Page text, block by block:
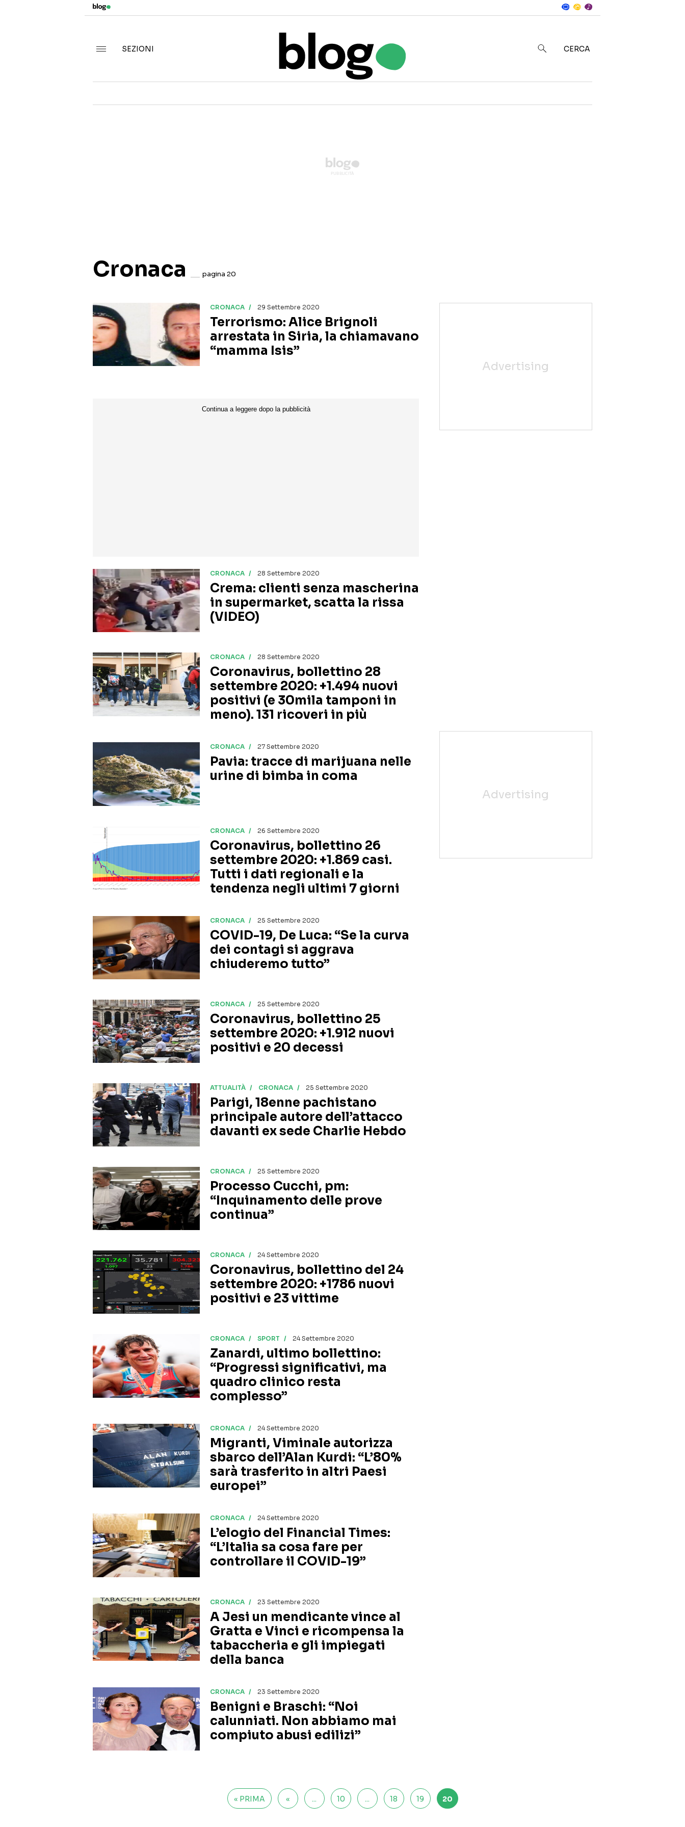
SEZIONI
CERCA
Cronaca pagina 20
CRONACA 29 Settembre 2020
Terrorismo: Alice Brignoli
arrestata in Siria, la chiamavano
“mamma Isis”
CRONACA 28 Settembre 2020
Crema: clienti senza mascherina
in supermarket, scatta la rissa
(VIDEO)
CRONACA 28 Settembre 2020
Coronavirus, bollettino 28
settembre 2020: +1.494 nuovi
positivi (e 30mila tamponi in
meno). 131 ricoveri in più
CRONACA 27 Settembre 2020
Pavia: tracce di marijuana nelle
urine di bimba in coma
CRONACA 26 Settembre 2020
Coronavirus, bollettino 26
settembre 2020: +1.869 casi.
Tutti i dati regionali e la
tendenza negli ultimi 7 giorni
CRONACA 25 Settembre 2020
COVID-19, De Luca: “Se la curva
dei contagi si aggrava
chiuderemo tutto”
CRONACA 25 Settembre 2020
Coronavirus, bollettino 25
settembre 2020: +1.912 nuovi
positivi e 20 decessi
ATTUALITÀ CRONACA 25 Settembre 2020
Parigi, 18enne pachistano
principale autore dell’attacco
davanti ex sede Charlie Hebdo
CRONACA 25 Settembre 2020
Processo Cucchi, pm:
“Inquinamento delle prove
continua”
CRONACA 24 Settembre 2020
Coronavirus, bollettino del 24
settembre 2020: +1786 nuovi
positivi e 23 vittime
CRONACA SPORT 24 Settembre 2020
Zanardi, ultimo bollettino:
“Progressi significativi, ma
quadro clinico resta
complesso”
CRONACA 24 Settembre 2020
Migranti, Viminale autorizza
sbarco dell’Alan Kurdi: “L’80%
sarà trasferito in altri Paesi
europei”
CRONACA 24 Settembre 2020
L’elogio del Financial Times:
“L’Italia sa cosa fare per
controllare il COVID-19”
CRONACA 23 Settembre 2020
A Jesi un mendicante vince al
Gratta e Vinci e ricompensa la
tabaccheria e gli impiegati
della banca
CRONACA 23 Settembre 2020
Benigni e Braschi: “Noi
calunniati. Non abbiamo mai
compiuto abusi edilizi”
« PRIMA « ... 10 ... 18 19 20